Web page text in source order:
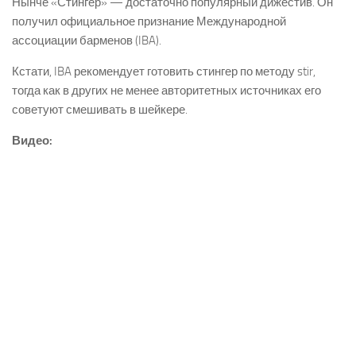
получил официальное признание Международной
ассоциации барменов (IBA).
Кстати, IBA рекомендует готовить стингер по методу stir,
тогда как в других не менее авторитетных источниках его
советуют смешивать в шейкере.
Видео: